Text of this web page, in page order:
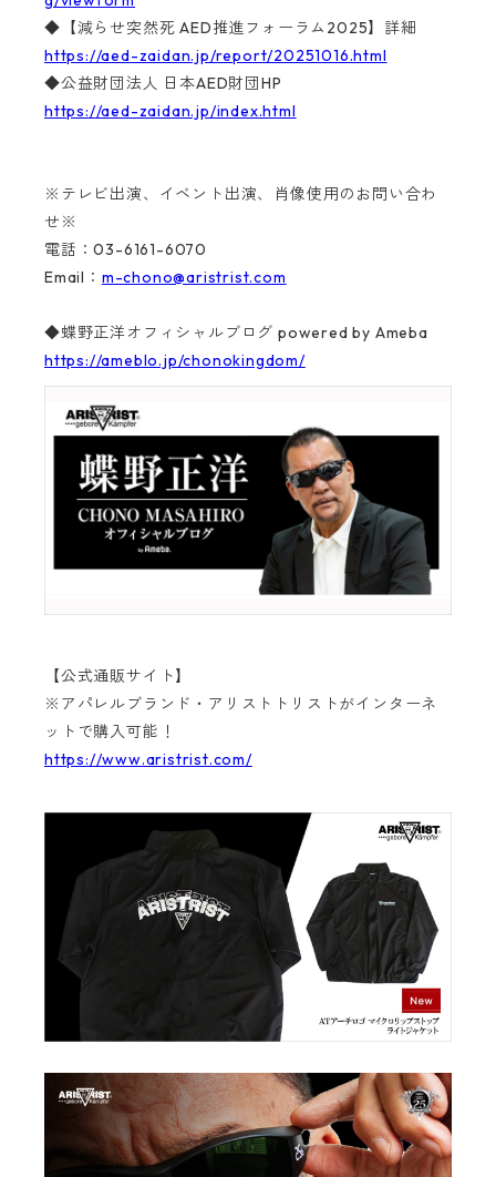
◆【減らせ突然死 AED推進フォーラム2025】詳細
https://aed-zaidan.jp/report/20251016.html
◆公益財団法人 日本AED財団HP
https://aed-zaidan.jp/index.html
※テレビ出演、イベント出演、肖像使用のお問い合わ
せ※
電話：03-6161-6070
Email： m-chono@aristrist.com
◆蝶野正洋オフィシャルブログ powered by Ameba
https://ameblo.jp/chonokingdom/
【公式通販サイト】
※アパレルブランド・アリストトリストがインターネ
ットで購入可能！
https://www.aristrist.com/